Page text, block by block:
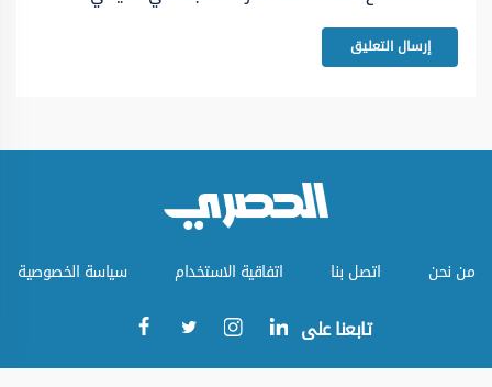
من نحن اتصل بنا اتفاقية الاستخدام سياسة الخصوصية
تابعنا على